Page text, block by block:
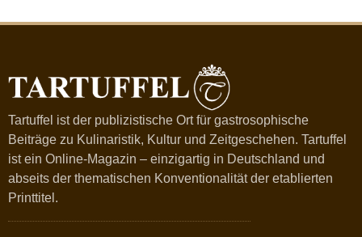
Tartuffel ist der publizistische Ort für gastrosophische
Beiträge zu Kulinaristik, Kultur und Zeitgeschehen. Tartuffel
ist ein Online-Magazin – einzigartig in Deutschland und
abseits der thematischen Konventionalität der etablierten
Printtitel.